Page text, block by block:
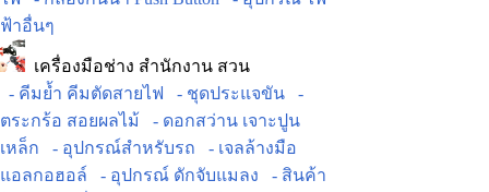
ฟ้าอื่นๆ
เครื่องมือช่าง สำนักงาน สวน
- คีมย้ำ คีมตัดสายไฟ
- ชุดประแจขัน
-
ตระกร้อ สอยผลไม้
- ดอกสว่าน เจาะปูน
เหล็ก
- อุปกรณ์สำหรับรถ
- เจลล้างมือ
แอลกอฮอล์
- อุปกรณ์ ดักจับแมลง
- สินค้า